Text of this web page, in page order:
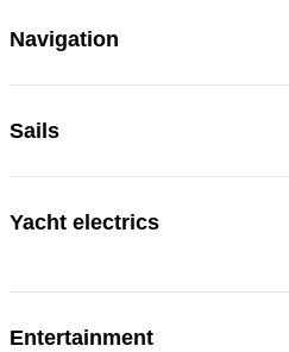
Navigation
Sails
Yacht electrics
Entertainment